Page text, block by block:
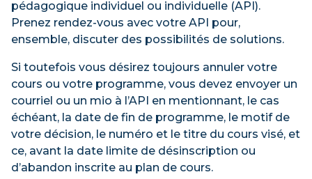
pédagogique individuel ou individuelle (API).
Prenez rendez-vous avec votre API pour,
ensemble, discuter des possibilités de solutions.
Si toutefois vous désirez toujours annuler votre
cours ou votre programme, vous devez envoyer un
courriel ou un mio à l’API en mentionnant, le cas
échéant, la date de fin de programme, le motif de
votre décision, le numéro et le titre du cours visé, et
ce, avant la date limite de désinscription ou
d’abandon inscrite au plan de cours.